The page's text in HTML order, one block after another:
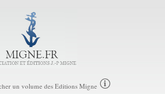
un volume des Editions Migne